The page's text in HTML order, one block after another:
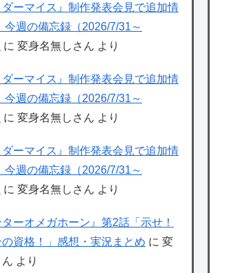
ダーマイス』制作発表会見で追加情
今週の備忘録（2026/7/31～
に 変身名無しさん より
ダーマイス』制作発表会見で追加情
今週の備忘録（2026/7/31～
に 変身名無しさん より
ダーマイス』制作発表会見で追加情
今週の備忘録（2026/7/31～
に 変身名無しさん より
ターオメガホーン』第2話「示せ！
資格！」感想・実況まとめ に 変
より